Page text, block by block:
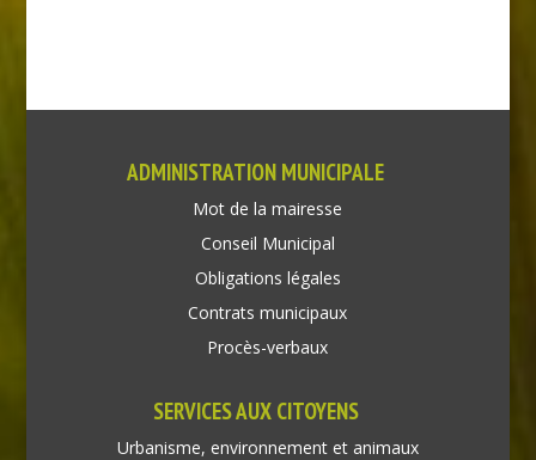
ADMINISTRATION MUNICIPALE
Mot de la mairesse
Conseil Municipal
Obligations légales
Contrats municipaux
Procès-verbaux
SERVICES AUX CITOYENS
Urbanisme, environnement et animaux